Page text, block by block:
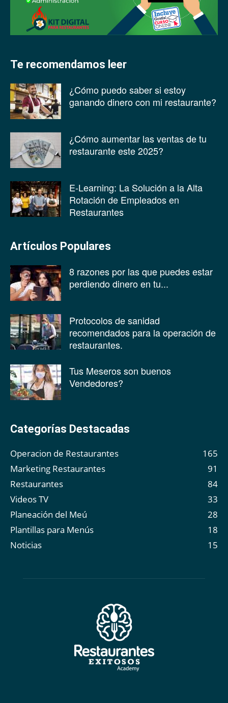
Te recomendamos leer
¿Cómo puedo saber si estoy
ganando dinero con mi restaurante?
¿Cómo aumentar las ventas de tu
restaurante este 2025?
E-Learning: La Solución a la Alta
Rotación de Empleados en
Restaurantes
Artículos Populares
8 razones por las que puedes estar
perdiendo dinero en tu...
Protocolos de sanidad
recomendados para la operación de
restaurantes.
Tus Meseros son buenos
Vendedores?
Categorías Destacadas
Operacion de Restaurantes
165
Marketing Restaurantes
91
Restaurantes
84
Videos TV
33
Planeación del Meú
28
Plantillas para Menús
18
Noticias
15